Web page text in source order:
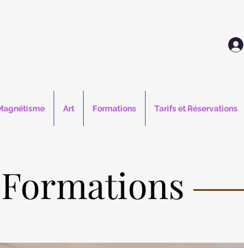
Art Formations Tarifs et Réservations